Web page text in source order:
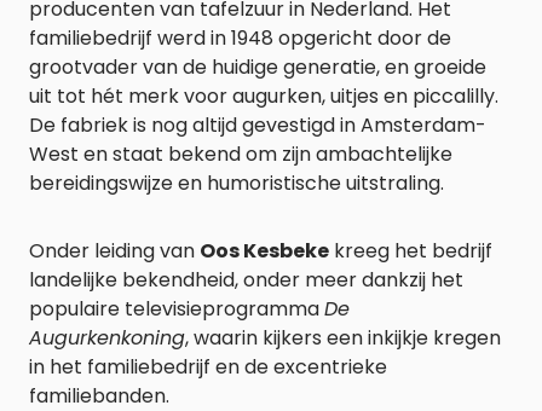
producenten van tafelzuur in Nederland. Het
familiebedrijf werd in 1948 opgericht door de
grootvader van de huidige generatie, en groeide
uit tot hét merk voor augurken, uitjes en piccalilly.
De fabriek is nog altijd gevestigd in Amsterdam-
West en staat bekend om zijn ambachtelijke
bereidingswijze en humoristische uitstraling.
Onder leiding van Oos Kesbeke kreeg het bedrijf
landelijke bekendheid, onder meer dankzij het
populaire televisieprogrammaDe
Augurkenkoning, waarin kijkers een inkijkje kregen
in het familiebedrijf en de excentrieke
familiebanden.